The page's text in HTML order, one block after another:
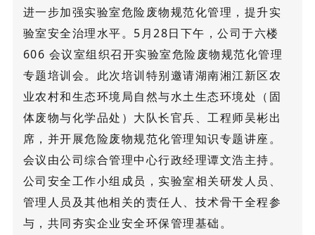
进一步加强实验室危险废物规范化管理，提升实
验室安全治理水平。5月28日下午，公司于六楼
606 会议室组织召开实验室危险废物规范化管理
专题培训会。此次培训特别邀请湖南湘江新区农
业农村和生态环境局自然与水土生态环境处（固
体废物与化学品处）大队长官兵、工程师吴彬出
席，并开展危险废物规范化管理知识专题讲座。
会议由公司综合管理中心行政经理谭文浩主持。
公司安全工作小组成员，实验室相关研发人员、
管理人员及其他相关的责任人、技术骨干全程参
与，共同夯实企业安全环保管理基础。